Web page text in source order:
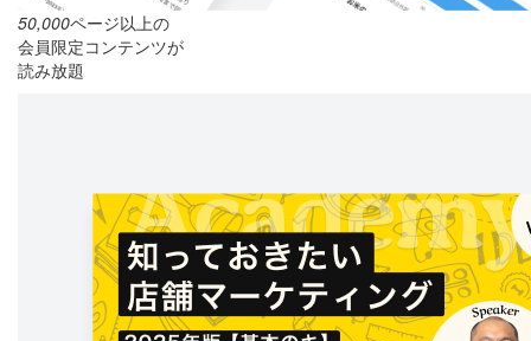
50,000ページ以上の
会員限定コンテンツが
読み放題